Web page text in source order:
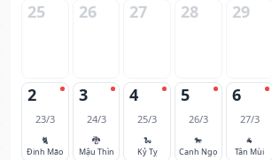
25 26 27 28 29
2
23/3
🐈
Đinh Mão
3
24/3
🐉
Mậu Thìn
4
25/3
🐍
Kỷ Tỵ
5
26/3
🐎
Canh Ngọ
6
27/3
🐐
Tân Mùi